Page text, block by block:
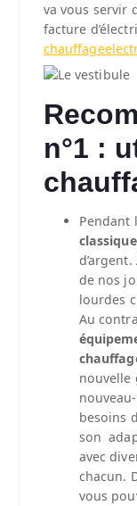
va vous servir
facture
n°1 :
Pendant
d’argent.
de nos
lourdes
Au
nouvelle
besoins
son
avec
chacun.
vous